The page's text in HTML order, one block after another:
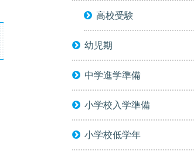
高校受験
幼児期
中学進学準備
小学校入学準備
小学校低学年